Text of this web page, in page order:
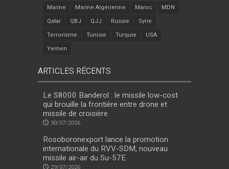
Marine Marine Algérienne Maroc MDN
Qatar QBJ QJJ Russie Syrie
Terrorisme Tunisie Turquie USA
Yemen
ARTICLES RÉCENTS
Le S8000 Banderol : le missile low-cost
qui brouille la frontière entre drone et
missile de croisière
30/07/2026
Rosoboronexport lance la promotion
internationale du RVV-SDM, nouveau
missile air-air du Su-57E
29/07/2026